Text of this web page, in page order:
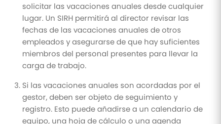
solicitar las vacaciones anuales desde cualquier
lugar. Un SIRH permitirá al director revisar las
fechas de las vacaciones anuales de otros
empleados y asegurarse de que hay suficientes
miembros del personal presentes para llevar la
carga de trabajo.
Si las vacaciones anuales son acordadas por el
gestor, deben ser objeto de seguimiento y
registro. Esto puede añadirse a un calendario de
equipo, una hoja de cálculo o una agenda